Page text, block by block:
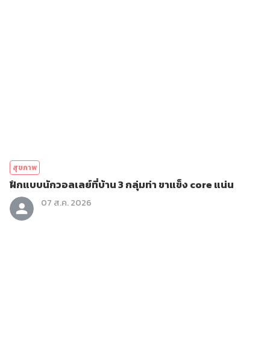
สุขภาพ
ฝึกแบบนักวอลเลย์ที่บ้าน 3 กลุ่มท่า ขาแข็ง core แน่น
07 ส.ค. 2026